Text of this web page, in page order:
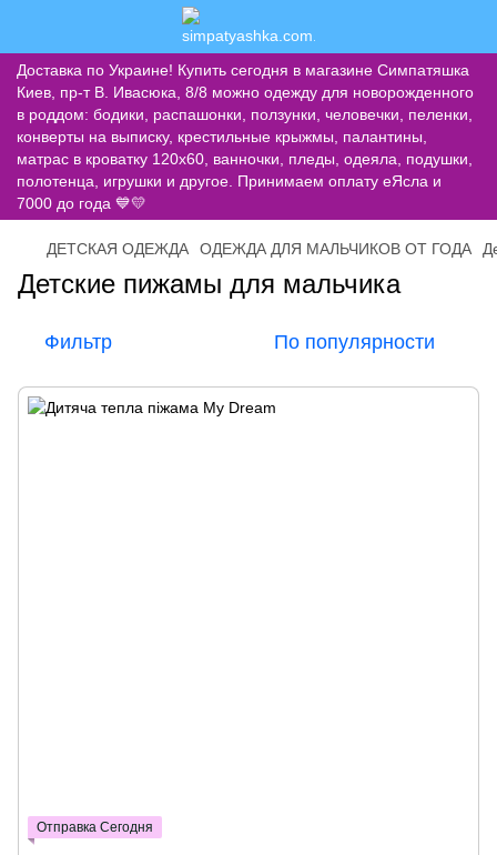
Доставка по Украине! Купить сегодня в магазине Симпатяшка
Киев, пр-т В. Ивасюка, 8/8 можно одежду для новорожденного
в роддом: бодики, распашонки, ползунки, человечки, пеленки,
конверты на выписку, крестильные крыжмы, палантины,
матрас в кроватку 120х60, ванночки, пледы, одеяла, подушки,
полотенца, игрушки и другое. Принимаем оплату еЯсла и
7000 до года 💙💛
ДЕТСКАЯ ОДЕЖДА ОДЕЖДА ДЛЯ МАЛЬЧИКОВ ОТ ГОДА
Детские пижамы для мальчика
Фильтр По популярности
Отправка Сегодня